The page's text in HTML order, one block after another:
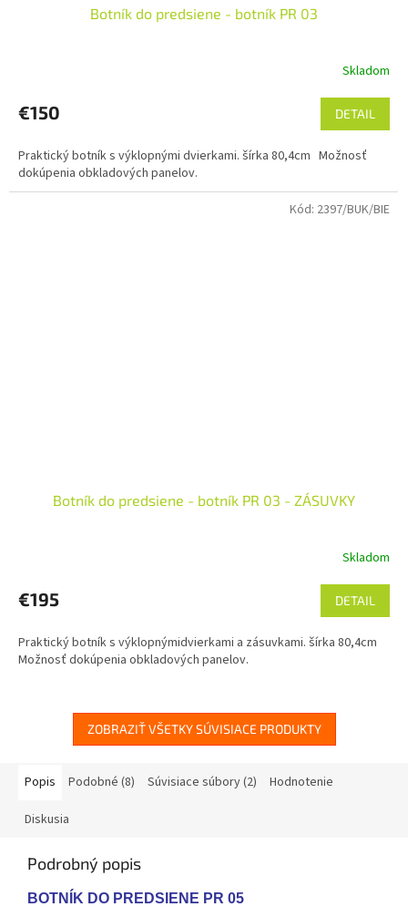
Botník do predsiene - botník PR 03
Skladom
€150 DETAIL
Praktický botník s výklopnými dvierkami. šírka 80,4cm Možnosť
dokúpenia obkladových panelov.
Botník do predsiene - botník PR 03 - ZÁSUVKY
Skladom
€195 DETAIL
Praktický botník s výklopnýmidvierkami a zásuvkami. šírka 80,4cm
Možnosť dokúpenia obkladových panelov.
Kód: 2397/BUK/BIE
ZOBRAZIŤ VŠETKY SÚVISIACE PRODUKTY
Popis Podobné (8) Súvisiace súbory (2) Hodnotenie
Diskusia
Podrobný popis
BOTNÍK DO PREDSIENE PR 05